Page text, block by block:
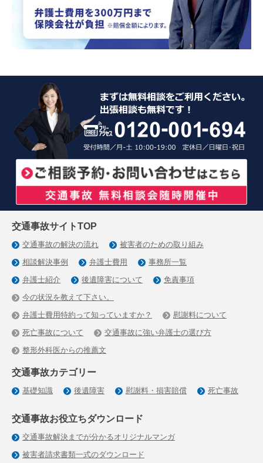
交通事故サイトTOP
交通事故の解決の流れ
被害者のための取り組み
相談解決事例
弁護士費用
事務所一覧
弁護士紹介
後遺障害について
免責事項
今の状況を教えて下さい。
弁護士費用特約って知っていますか？
慰謝料について
死亡事故について
交通事故に強い弁護士の選び方
整形外科医からの推薦文
交通事故カテゴリー
基礎知識 後遺障害 慰謝料・損害賠償 死亡事故
交通事故お役立ちダウンロード
交通事故解決までが分かるオリジナルマンガ
被害者請求書類一式のダウンロード